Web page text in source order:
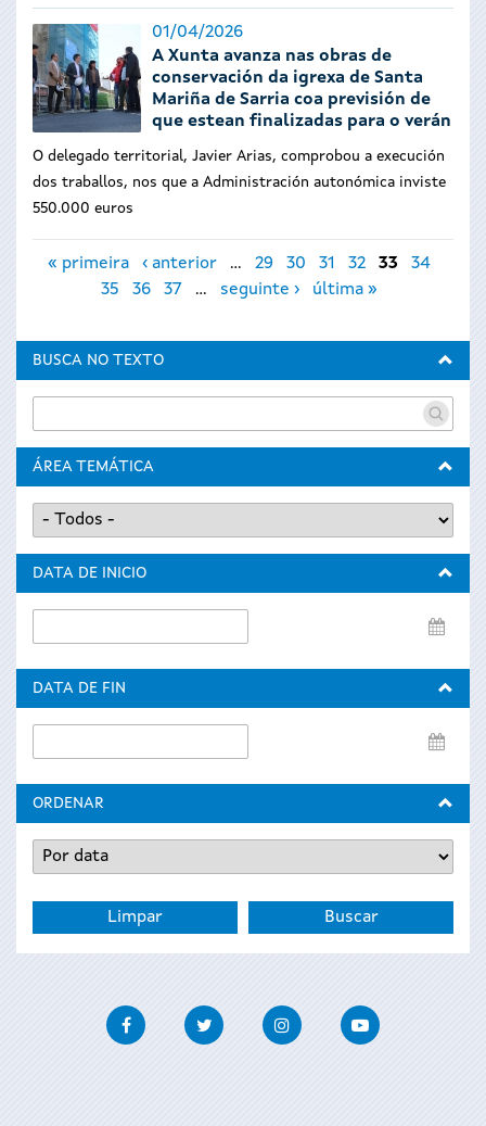
01/04/2026
A Xunta avanza nas obras de
conservación da igrexa de Santa
Mariña de Sarria coa previsión de
que estean finalizadas para o verán
O delegado territorial, Javier Arias, comprobou a execución
dos traballos, nos que a Administración autonómica inviste
550.000 euros
Páxinas
« primeira ‹ anterior … 29 30 31 32 33
34
35
36 37 … seguinte › última »
BUSCA NO TEXTO
ÁREA TEMÁTICA
DATA DE INICIO
de
DATA DE FIN
de
ORDENAR
FacebookTwitter InstagramYoutube